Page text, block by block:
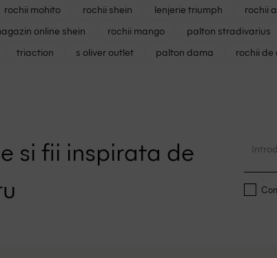
rochii mohito rochii shein lenjerie triumph rochii
online shein rochii mango palton stradivarius
triaction s oliver outlet palton dama rochii de
si fii inspirata de